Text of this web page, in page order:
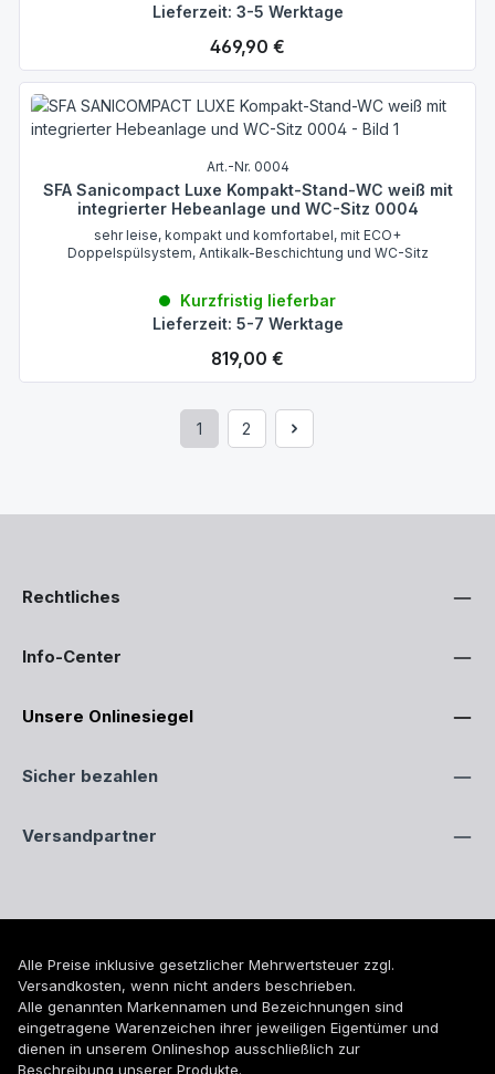
Lieferzeit: 3-5 Werktage
Regulärer Preis:
469,90 €
Art.-Nr. 0004
SFA Sanicompact Luxe Kompakt-Stand-WC weiß mit
integrierter Hebeanlage und WC-Sitz 0004
sehr leise, kompakt und komfortabel, mit ECO+
Doppelspülsystem, Antikalk-Beschichtung und WC-Sitz
Kurzfristig lieferbar
Lieferzeit: 5-7 Werktage
Regulärer Preis:
819,00 €
Seite
1
Seite
2
Rechtliches
Info-Center
Unsere Onlinesiegel
Sicher bezahlen
Versandpartner
Alle Preise inklusive gesetzlicher Mehrwertsteuer zzgl.
Versandkosten, wenn nicht anders beschrieben.
Alle genannten Markennamen und Bezeichnungen sind
eingetragene Warenzeichen ihrer jeweiligen Eigentümer und
dienen in unserem Onlineshop ausschließlich zur
Beschreibung unserer Produkte.